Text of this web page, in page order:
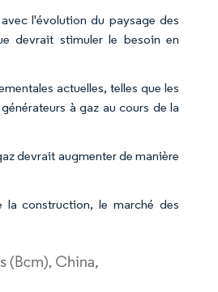
l'évolution du paysage des
devrait stimuler le besoin en
actuelles, telles que les
à gaz au cours de la
devrait augmenter de manière
construction, le marché des